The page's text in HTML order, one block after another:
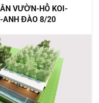
VƯỜN-HỒ KOI-
ANH ĐÀO 8/20